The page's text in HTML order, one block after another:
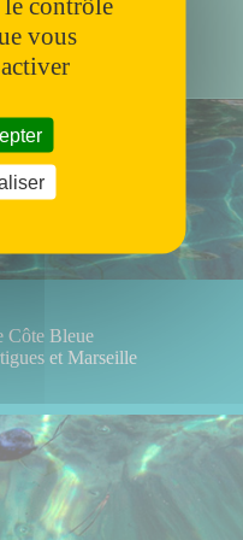
au patrimoine
Côte Bleue
et Marseille
vous